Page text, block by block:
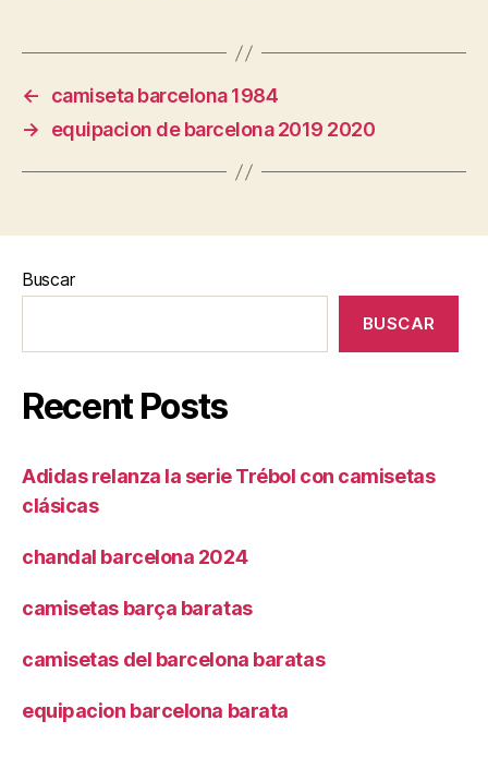
←
camiseta barcelona 1984
→
equipacion de barcelona 2019 2020
Buscar
BUSCAR
Recent Posts
Adidas relanza la serie Trébol con camisetas
clásicas
chandal barcelona 2024
camisetas barça baratas
camisetas del barcelona baratas
equipacion barcelona barata